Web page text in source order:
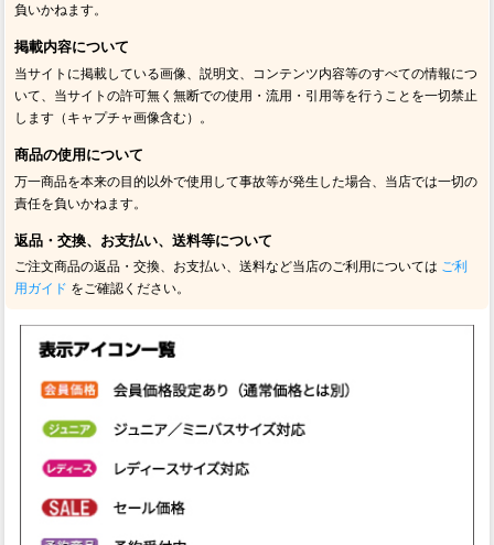
負いかねます。
掲載内容について
当サイトに掲載している画像、説明文、コンテンツ内容等のすべての情報につ
いて、当サイトの許可無く無断での使用・流用・引用等を行うことを一切禁止
します（キャプチャ画像含む）。
商品の使用について
万一商品を本来の目的以外で使用して事故等が発生した場合、当店では一切の
責任を負いかねます。
返品・交換、お支払い、送料等について
ご注文商品の返品・交換、お支払い、送料など当店のご利用については ご利
用ガイド をご確認ください。